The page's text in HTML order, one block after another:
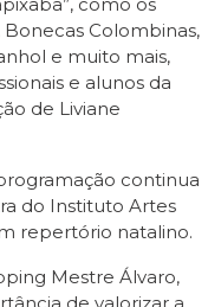
Colombinas,
e muito mais,
e alunos da
de Liviane
continua
do Instituto Artes
repertório natalino.
Mestre Álvaro,